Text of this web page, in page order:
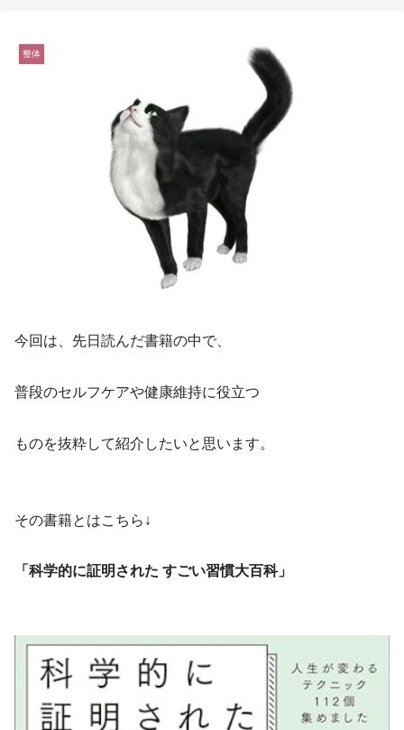
整体
今回は、先日読んだ書籍の中で、
普段のセルフケアや健康維持に役立つ
ものを抜粋して紹介したいと思います。
その書籍とはこちら↓
「科学的に証明された すごい習慣大百科」